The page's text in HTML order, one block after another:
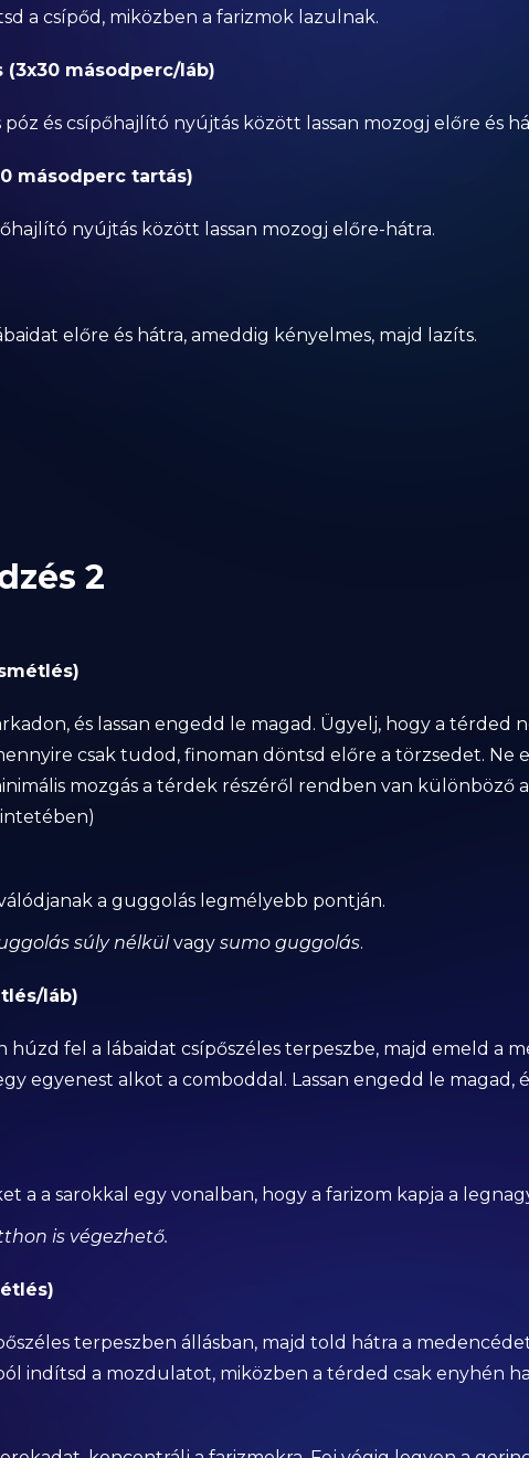
a csípőd, miközben a farizmok lazulnak.
másodperc/láb)
póz és csípőhajlító nyújtás között lassan mozogj előre és
másodperc tartás)
nyújtás között lassan mozogj előre-hátra.
előre és hátra, ameddig kényelmes, majd lazíts.
2
és lassan engedd le magad. Ügyelj, hogy a térded
csak tudod, finoman döntsd előre a törzsedet. Ne
mozgás a térdek részéről rendben van különböző
a guggolás legmélyebb pontján.
súly nélkülvagy sumo guggolás.
láb)
húzd fel a lábaidat csípőszéles terpeszbe, majd emeld a
egyenest alkot a comboddal. Lassan engedd le magad,
a a sarokkal egy vonalban, hogy a farizom kapja a
is végezhető.
terpeszben állásban, majd told hátra a
indítsd a mozdulatot, miközben a térded csak enyhén